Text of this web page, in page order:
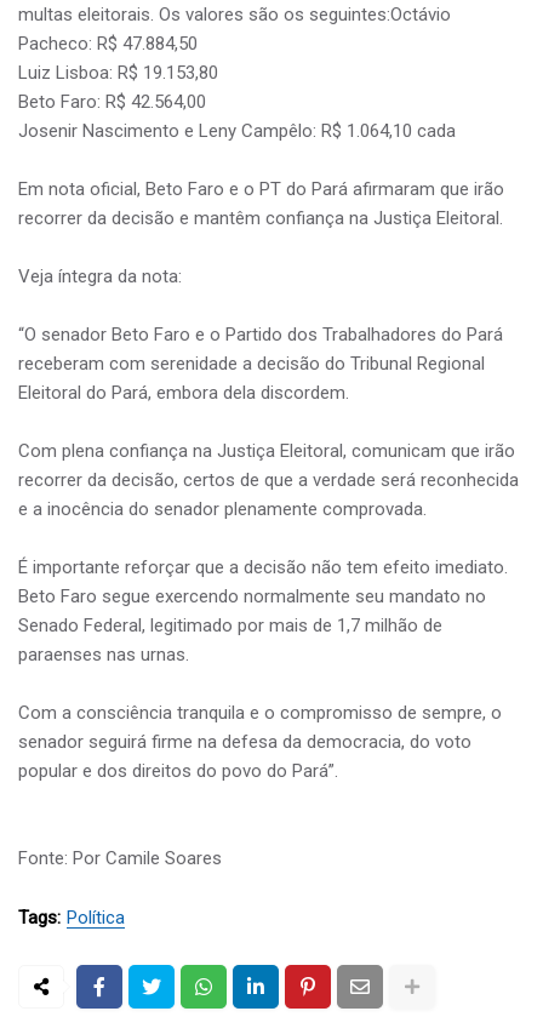
multas eleitorais. Os valores são os seguintes:Octávio
Pacheco: R$ 47.884,50
Luiz Lisboa: R$ 19.153,80
Beto Faro: R$ 42.564,00
Josenir Nascimento e Leny Campêlo: R$ 1.064,10 cada
Em nota oficial, Beto Faro e o PT do Pará afirmaram que irão
recorrer da decisão e mantêm confiança na Justiça Eleitoral.
Veja íntegra da nota:
“O senador Beto Faro e o Partido dos Trabalhadores do Pará
receberam com serenidade a decisão do Tribunal Regional
Eleitoral do Pará, embora dela discordem.
Com plena confiança na Justiça Eleitoral, comunicam que irão
recorrer da decisão, certos de que a verdade será reconhecida
e a inocência do senador plenamente comprovada.
É importante reforçar que a decisão não tem efeito imediato.
Beto Faro segue exercendo normalmente seu mandato no
Senado Federal, legitimado por mais de 1,7 milhão de
paraenses nas urnas.
Com a consciência tranquila e o compromisso de sempre, o
senador seguirá firme na defesa da democracia, do voto
popular e dos direitos do povo do Pará”.
Fonte: Por Camile Soares
Tags: Política